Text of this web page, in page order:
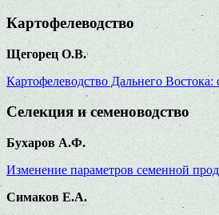
Картофелеводство
Щегорец О.В.
Картофелеводство Дальнего
Селекция и семеноводство
Бухаров А.Ф.
Изменение параметров семенной
Симаков Е.А.